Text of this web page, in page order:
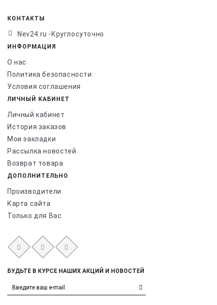
КОНТАКТЫ
Nev24.ru -Круглосуточно
ИНФОРМАЦИЯ
О нас
Политика безопасности
Условия соглашения
ЛИЧНЫЙ КАБИНЕТ
Личный кабинет
История заказов
Мои закладки
Рассылка новостей
Возврат товара
ДОПОЛНИТЕЛЬНО
Производители
Карта сайта
Только для Вас
БУДЬТЕ В КУРСЕ НАШИХ АКЦИЙ И НОВОСТЕЙ